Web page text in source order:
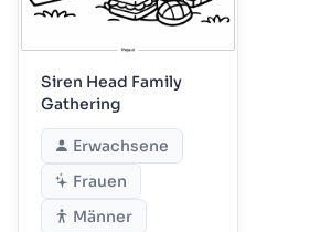
Siren Head Family
Gathering
Erwachsene
Frauen
Männer